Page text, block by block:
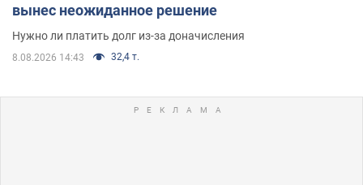
вынес неожиданное решение
Нужно ли платить долг из-за доначисления
8.08.2026 14:43 32,4 т.